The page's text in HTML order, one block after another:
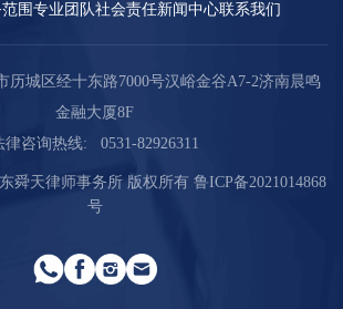
围 专业团队社会责任新闻中心联系我们
历城区经十东路7000号汉峪金谷A7-2济南晨鸣
金融大厦8F
律咨询热线:
0531-82926311
舜天律师事务所 版权所有 鲁ICP备2021014868
号